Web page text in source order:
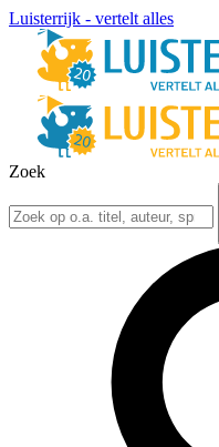
Luisterrijk - vertelt alles
Zoek